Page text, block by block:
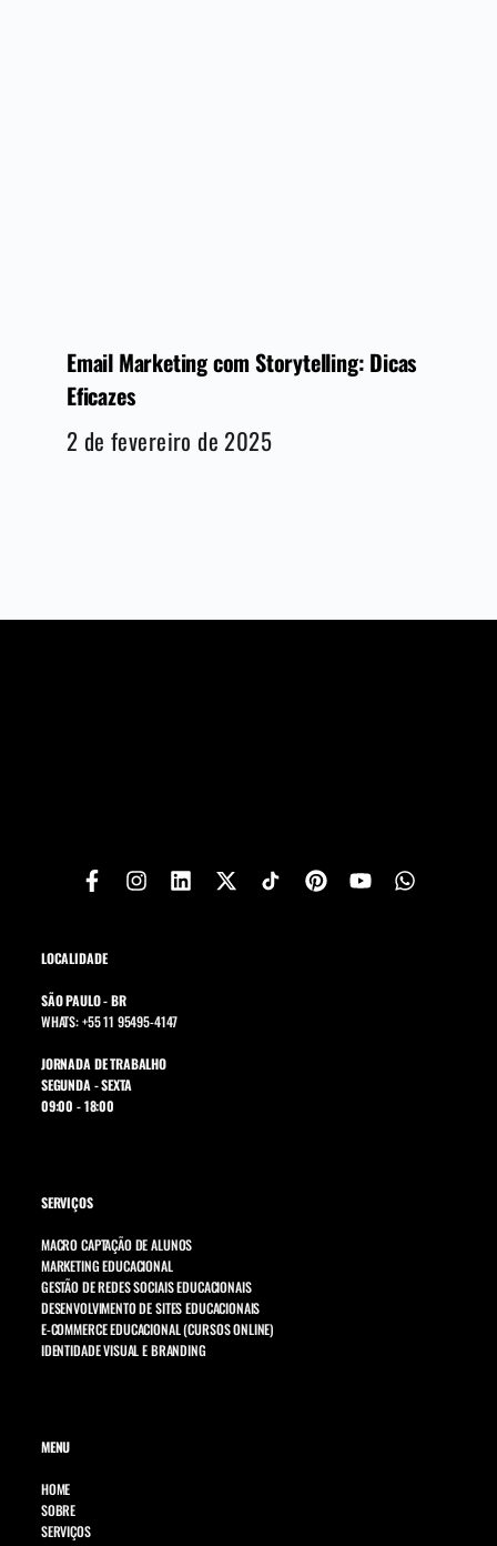
Email Marketing com Storytelling: Dicas
Eficazes
2 de fevereiro de 2025
LOCALIDADE
SÃO PAULO - BR
WHATS: +55 11 95495-4147
JORNADA DE TRABALHO
SEGUNDA - SEXTA
09:00 - 18:00
SERVIÇOS
MACRO CAPTAÇÃO DE ALUNOS
MARKETING EDUCACIONAL
GESTÃO DE REDES SOCIAIS EDUCACIONAIS
DESENVOLVIMENTO DE SITES EDUCACIONAIS
E-COMMERCE EDUCACIONAL (CURSOS ONLINE)
IDENTIDADE VISUAL E BRANDING
MENU
HOME
SOBRE
SERVIÇOS